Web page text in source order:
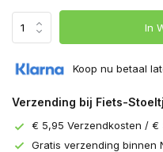
In
Koop nu betaal
Verzending bij Fiets-
€ 5,95 Verzendkosten / €
Gratis verzending binnen